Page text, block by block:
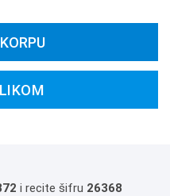
i recite šifru 26368